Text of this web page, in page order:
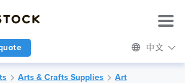
中文
Arts & Crafts Supplies
Art